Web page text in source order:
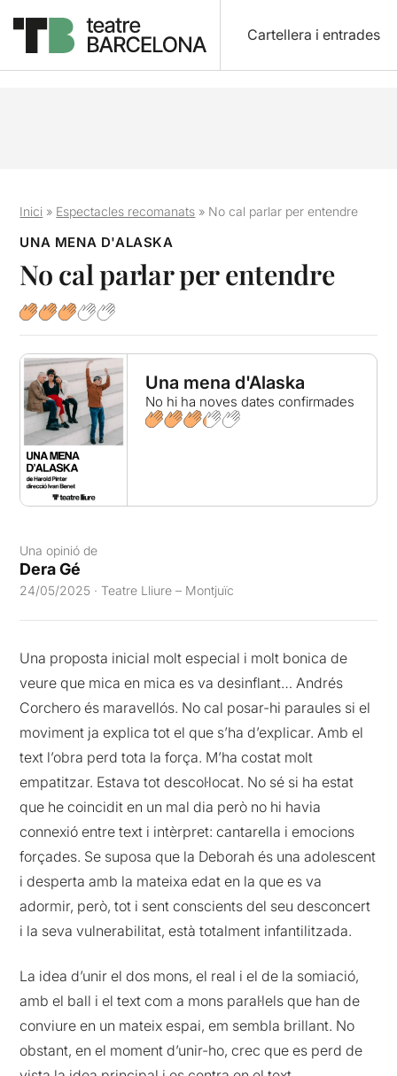
Cartellera i entrades
Inici » Espectacles recomanats » No cal parlar per entendre
UNA MENA D'ALASKA
No cal parlar per entendre
Una mena d'Alaska
No hi ha noves dates confirmades
Una opinió de
Dera Gé
24/05/2025 · Teatre Lliure – Montjuïc
Una proposta inicial molt especial i molt bonica de
veure que mica en mica es va desinflant… Andrés
Corchero és maravellós. No cal posar-hi paraules si el
moviment ja explica tot el que s’ha d’explicar. Amb el
text l’obra perd tota la força. M’ha costat molt
empatitzar. Estava tot descol·locat. No sé si ha estat
que he coincidit en un mal dia però no hi havia
connexió entre text i intèrpret: cantarella i emocions
forçades. Se suposa que la Deborah és una adolescent
i desperta amb la mateixa edat en la que es va
adormir, però, tot i sent conscients del seu desconcert
i la seva vulnerabilitat, està totalment infantilitzada.
La idea d’unir el dos mons, el real i el de la somiació,
amb el ball i el text com a mons paral·lels que han de
conviure en un mateix espai, em sembla brillant. No
obstant, en el moment d’unir-ho, crec que es perd de